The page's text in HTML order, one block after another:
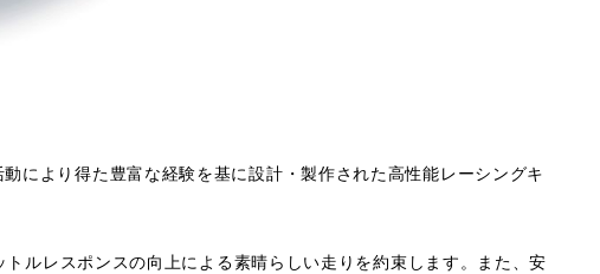
により得た豊富な経験を基に設計・製作された高性能レーシングキ
ルレスポンスの向上による素晴らしい走りを約束します。また、安